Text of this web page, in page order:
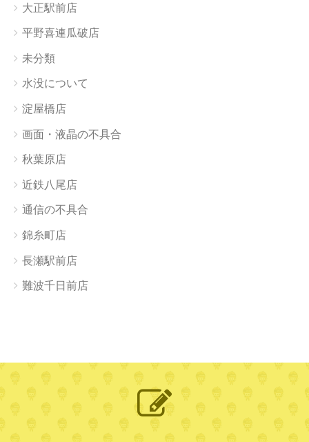
大正駅前店
平野喜連瓜破店
未分類
水没について
淀屋橋店
画面・液晶の不具合
秋葉原店
近鉄八尾店
通信の不具合
錦糸町店
長瀬駅前店
難波千日前店